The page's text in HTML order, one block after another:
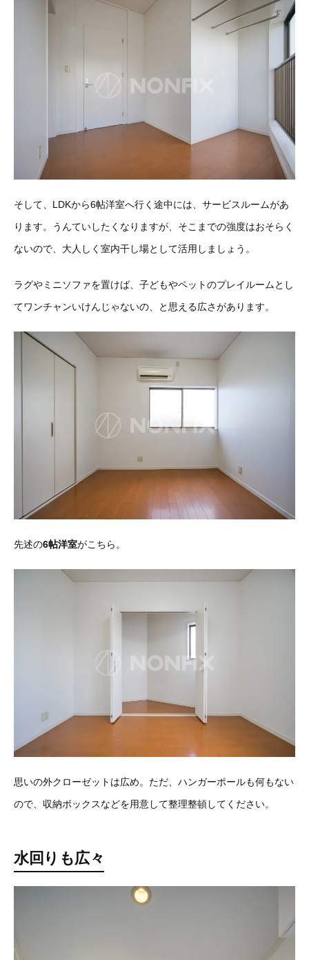
そして、LDKから6帖洋室へ行く途中には、サービスルームがあ
ります。うんていしたくなりますが、そこまでの強度はおそらく
ないので、大人しく室内干し場として活用しましょう。
ラグやミニソファを置けば、子どもやペットのプレイルームとし
てワンチャンいけんじゃないの、と思える広さがあります。
先述の6帖洋室がこちら。
思いの外クローゼットは広め。ただ、ハンガーポールも何もない
ので、収納ボックスなどを用意して整理整頓してください。
水回りも広々